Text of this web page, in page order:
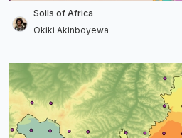
Soils of Africa
Okiki Akinboyewa